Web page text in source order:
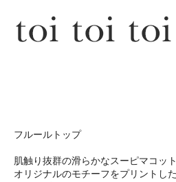
フルールトップ
肌触り抜群の滑らかなスーピマコッ
オリジナルのモチーフをプリントし